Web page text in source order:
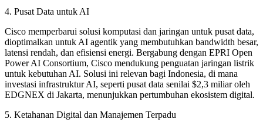
4. Pusat Data untuk AI
Cisco memperbarui solusi komputasi dan jaringan untuk pusat data,
dioptimalkan untuk AI agentik yang membutuhkan bandwidth besar,
latensi rendah, dan efisiensi energi. Bergabung dengan EPRI Open
Power AI Consortium, Cisco mendukung penguatan jaringan listrik
untuk kebutuhan AI. Solusi ini relevan bagi Indonesia, di mana
investasi infrastruktur AI, seperti pusat data senilai $2,3 miliar oleh
EDGNEX di Jakarta, menunjukkan pertumbuhan ekosistem digital.
5. Ketahanan Digital dan Manajemen Terpadu